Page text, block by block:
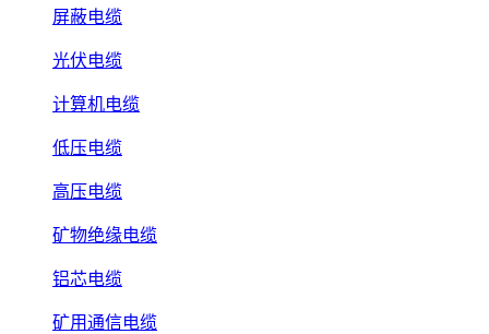
屏蔽电缆
光伏电缆
计算机电缆
低压电缆
高压电缆
矿物绝缘电缆
铝芯电缆
矿用通信电缆